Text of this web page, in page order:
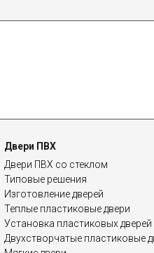
Двери ПВХ
Двери ПВХ со стеклом
Типовые решения
Изготовление дверей
Теплые пластиковые двери
Установка пластиковых дверей
Двухстворчатые пластиковые